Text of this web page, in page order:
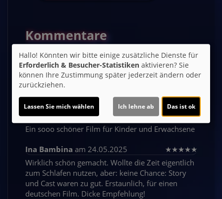
Kommentare
★ ★★ ★ 11
xxxam 13.08.2025 ★★★ ★★
Ein wunderschöner Film für Kids u. Erwachsene.
Toll
Nataschaam 01.06.2025 ★★★★★
Ein sooo schöner Film für Kinder und Erwachsene
Ina Bambina am 24.05.2025 ★★★★★
Wirklich schön gemacht. Wollte die Zeit eigentlich
zum Schlafen nutzen, aber: keine Chance: Story
und Cast waren zu gut. Erstaunlich, für einen
deutschen Film. Dicke Empfehlung!
Hallo! Könnten wir bitte einige zusätzliche Dienste für
Erforderlich & Besucher-Statistiken aktivieren? Sie
können Ihre Zustimmung später jederzeit ändern oder
zurückziehen.
Lassen Sie mich wählen Ich lehne ab Das ist ok